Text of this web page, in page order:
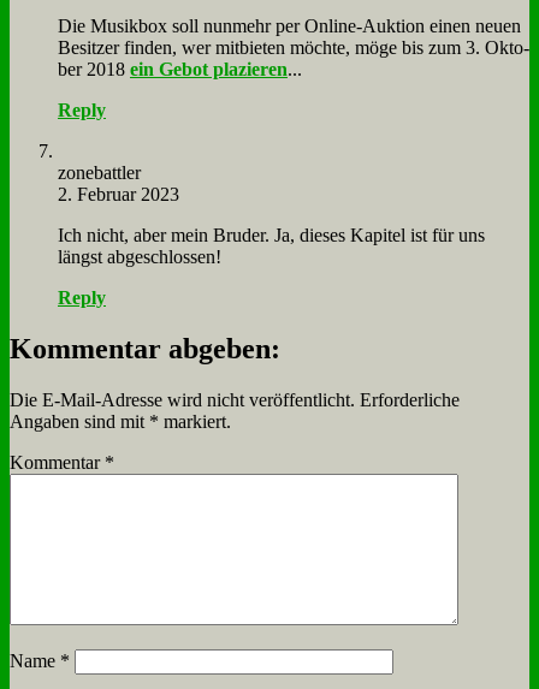
Die Mu­sik­box soll nun­mehr per On­line-Auk­ti­on ei­nen neu­en
Be­sit­zer fin­den, wer mit­bie­ten möch­te, mö­ge bis zum 3. Ok­to­
ber 2018 ein Ge­bot pla­zie­ren...
Reply
zone­batt­ler
2. Februar 2023
Ich nicht, aber mein Bru­der. Ja, die­ses Ka­pi­tel ist für uns
längst ab­ge­schlos­sen!
Reply
Kommentar abgeben:
Die E-Mail-Adresse wird nicht veröffentlicht. Erforderliche
Angaben sind mit * markiert.
Kommentar *
Name *